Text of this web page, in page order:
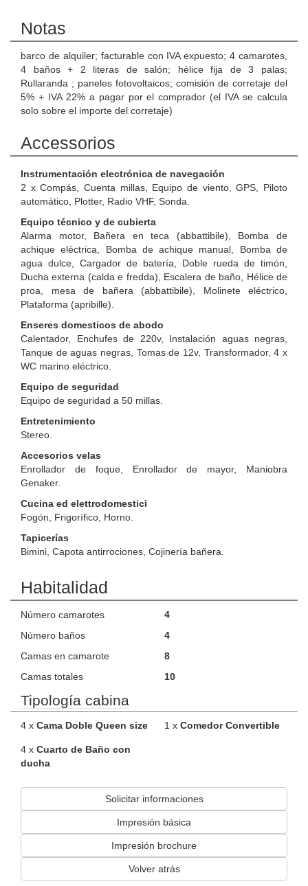
Notas
barco de alquiler; facturable con IVA expuesto; 4 camarotes,
4 baños + 2 literas de salón; hélice fija de 3 palas;
Rullaranda ; paneles fotovoltaicos; comisión de corretaje del
5% + IVA 22% a pagar por el comprador (el IVA se calcula
solo sobre el importe del corretaje)
Accessorios
Instrumentación electrónica de navegación
2 x Compás, Cuenta millas, Equipo de viento, GPS, Piloto
automático, Plotter, Radio VHF, Sonda.
Equipo técnico y de cubierta
Alarma motor, Bañera en teca (abbattibile), Bomba de
achique eléctrica, Bomba de achique manual, Bomba de
agua dulce, Cargador de batería, Doble rueda de timón,
Ducha externa (calda e fredda), Escalera de baño, Hélice de
proa, mesa de bañera (abbattibile), Molinete eléctrico,
Plataforma (apribille).
Enseres domesticos de abodo
Calentador, Enchufes de 220v, Instalación aguas negras,
Tanque de aguas negras, Tomas de 12v, Transformador, 4 x
WC marino eléctrico.
Equipo de seguridad
Equipo de seguridad a 50 millas.
Entretenimiento
Stereo.
Accesorios velas
Enrollador de foque, Enrollador de mayor, Maniobra
Genaker.
Cucina ed elettrodomestici
Fogón, Frigorífico, Horno.
Tapicerías
Bimini, Capota antirrociones, Cojinería bañera.
Habitalidad
Número camarotes
4
Número baños
4
Camas en camarote
8
Camas totales
10
Tipología cabina
4 x Cama Doble Queen size 1 x Comedor Convertible
4 x Cuarto de Baño con
ducha
Solicitar informaciones
Impresión básica
Impresión brochure
Volver atrás